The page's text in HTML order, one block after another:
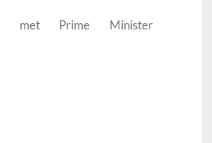
met Prime Minister